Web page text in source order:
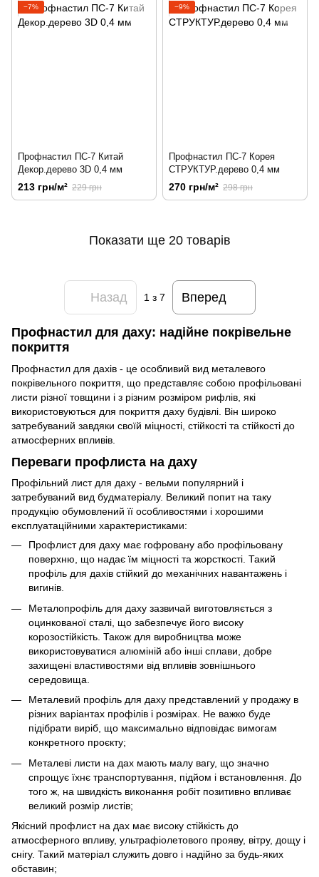
−7%
Профнастил ПС-7 Китай
Декор.дерево 3D 0,4 мм
213 грн/м² 229 грн
−9%
Профнастил ПС-7 Корея
СТРУКТУР.дерево 0,4 мм
270 грн/м² 298 грн
Показати ще 20 товарів
Назад 1з 7 Вперед
Профнастил для даху: надійне покрівельне
покриття
Профнастил для дахів - це особливий вид металевого
покрівельного покриття, що представляє собою профільовані
листи різної товщини і з різним розміром рифлів, які
використовуються для покриття даху будівлі. Він широко
затребуваний завдяки своїй міцності, стійкості та стійкості до
атмосферних впливів.
Переваги профлиста на даху
Профільний лист для даху - вельми популярний і
затребуваний вид будматеріалу. Великий попит на таку
продукцію обумовлений її особливостями і хорошими
експлуатаційними характеристиками:
Профлист для даху має гофровану або профільовану
поверхню, що надає їм міцності та жорсткості. Такий
профіль для дахів стійкий до механічних навантажень і
вигинів.
Металопрофіль для даху зазвичай виготовляється з
оцинкованої сталі, що забезпечує його високу
корозостійкість. Також для виробництва може
використовуватися алюміній або інші сплави, добре
захищені властивостями від впливів зовнішнього
середовища.
Металевий профіль для даху представлений у продажу в
різних варіантах профілів і розмірах. Не важко буде
підібрати виріб, що максимально відповідає вимогам
конкретного проєкту;
Металеві листи на дах мають малу вагу, що значно
спрощує їхнє транспортування, підйом і встановлення. До
того ж, на швидкість виконання робіт позитивно впливає
великий розмір листів;
Якісний профлист на дах має високу стійкість до
атмосферного впливу, ультрафіолетового прояву, вітру, дощу і
снігу. Такий матеріал служить довго і надійно за будь-яких
обставин;